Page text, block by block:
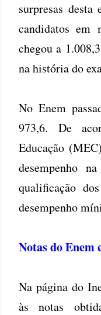
surpresas
candidatos em
chegou a
na história do
No Enem
973,6. De
Educação
desempenho
qualificação
desempenho
Notas do Enem
Na página do
às notas